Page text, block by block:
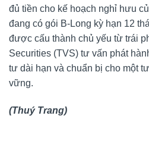
đủ tiền cho kế hoạch nghỉ hưu
đang có gói B-Long kỳ hạn 12
được cấu thành chủ yếu từ trái
Securities (TVS) tư vấn phát
tư dài hạn và chuẩn bị cho một
vững.
(Thuý Trang)